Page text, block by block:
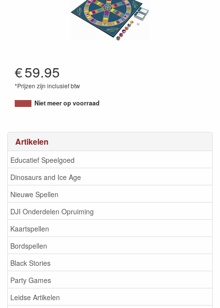
Artikelen
Educatief Speelgoed
Dinosaurs and Ice Age
Nieuwe Spellen
DJI Onderdelen Opruiming
Kaartspellen
Bordspellen
Black Stories
Party Games
Leidse Artikelen
€59.95
*Prijzen zijn inclusief btw
5010993425631
Niet meer op voorraad